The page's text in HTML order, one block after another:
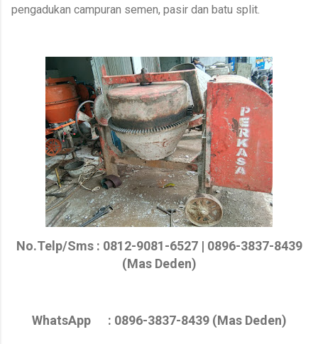
pengadukan campuran semen, pasir dan batu split.
No.Telp/Sms : 0812-9081-6527 | 0896-3837-8439
(Mas Deden)
WhatsApp : 0896-3837-8439 (Mas Deden)